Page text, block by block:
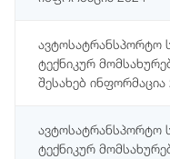
ავტოსატრანსპორტო
ტექნიკურ
შესახებ ინფორმაცია
ავტოსატრანსპორტო
ტექნიკურ